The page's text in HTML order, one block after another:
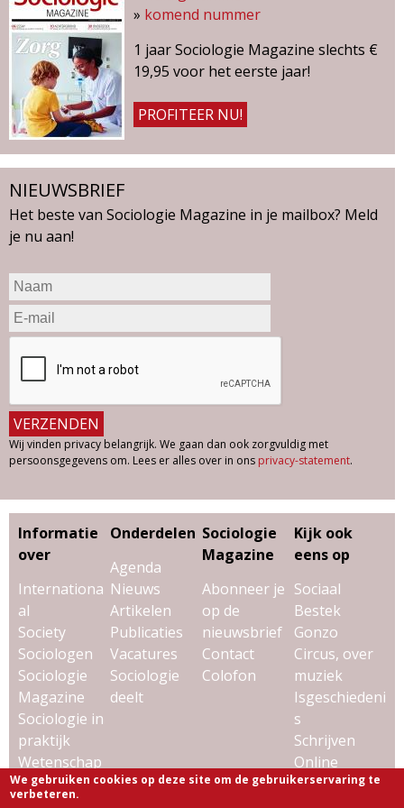
r
1
v
a
n
2
0
7
» komend nummer
1 jaar Sociologie Magazine slechts €
19,95 voor het eerste jaar!
PROFITEER NU!
NIEUWSBRIEF
Het beste van Sociologie Magazine in je mailbox? Meld
je nu aan!
Wij vinden privacy belangrijk. We gaan dan ook zorgvuldig met
persoonsgegevens om. Lees er alles over in ons privacy-statement.
Informatie
over
Internationa
al
Society
Sociologen
Sociologie
Magazine
Sociologie in
praktijk
Wetenschap
& sociologie
Onderdelen
Agenda
Nieuws
Artikelen
Publicaties
Vacatures
Sociologie
deelt
Sociologie
Magazine
Abonneer je
op de
nieuwsbrief
Contact
Colofon
Kijk ook
eens op
Sociaal
Bestek
Gonzo
Circus, over
muziek
Isgeschiedeni
s
Schrijven
Online
Uitgeverij
We gebruiken cookies op deze site om de gebruikerservaring te
verbeteren.